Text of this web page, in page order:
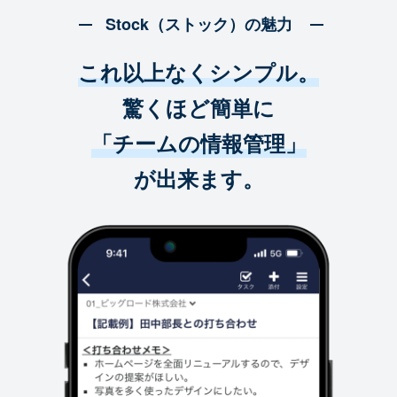
Stock（ストック）の魅力
これ以上なくシンプル。
驚くほど簡単に
「チームの情報管理」
が出来ます。